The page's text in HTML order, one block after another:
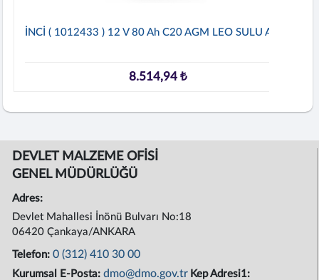
İNCİ ( 1012433 ) 12 V 80 Ah C20 AGM LEO SULU Akü
8.514,94 ₺
DEVLET MALZEME OFİSİ
GENEL MÜDÜRLÜĞÜ
Adres:
Devlet Mahallesi İnönü Bulvarı No:18
06420 Çankaya/ANKARA
Telefon:0 (312) 410 30 00
Kurumsal E-Posta:dmo@dmo.gov.tr Kep Adresi1: